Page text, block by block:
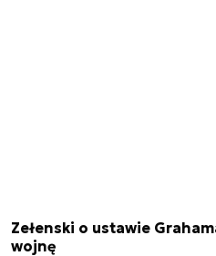
Zełenski o ustawie
wojnę